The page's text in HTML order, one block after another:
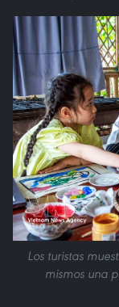
Los turistas
mismos una